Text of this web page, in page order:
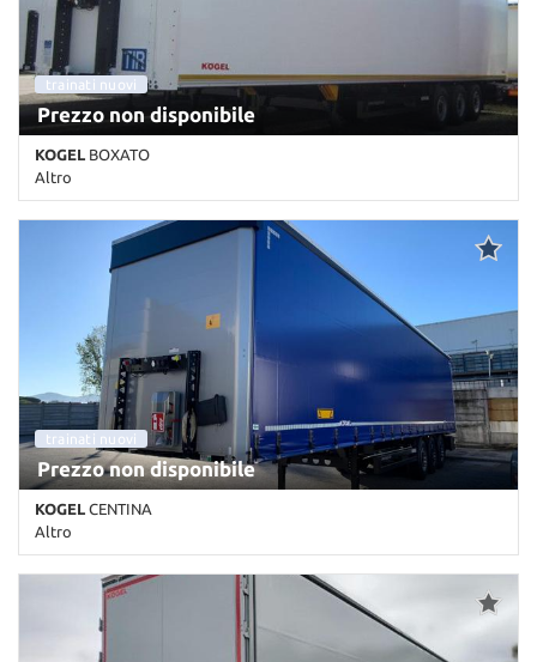
nuova trainati nuovi nuova
Prezzo non disponibile
KOGEL BOXATO
Altro
0 Km • Cambio Altro • Bianco pastello • EBS • Freno a disco •
Rinforzo Pavimento/Laterali per trasporti logistici • Sospensioni
nuova trainati nuovi nuova
Prezzo non disponibile
KOGEL CENTINA
Altro
0 Km • Cambio Altro • Blu pastello • ABS • Freno a disco • Rinforzo
Pavimento/Laterali per trasporti logistici • Sospensioni ad aria